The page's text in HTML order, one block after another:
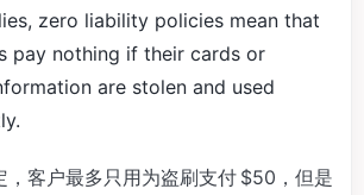
zero liability policies mean that
pay nothing if their cards or
are stolen and used
，客户最多只用为盗刷支付 $50，但是